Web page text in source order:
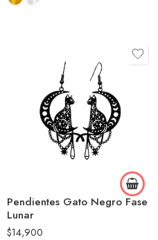
Pendientes Gato Negro Fase
Lunar
$14,900